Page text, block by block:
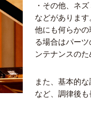
・その他、ネ
などがあります
他にも何らか
る場合はパー
ンテナンスのた
また、基本的
など、調律後